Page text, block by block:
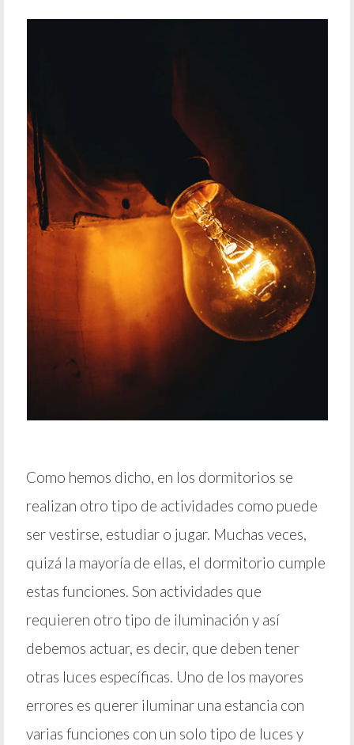
Como hemos dicho, en los dormitorios se
realizan otro tipo de actividades como puede
ser vestirse, estudiar o jugar. Muchas veces,
quizá la mayoría de ellas, el dormitorio cumple
estas funciones. Son actividades que
requieren otro tipo de iluminación y así
debemos actuar, es decir, que deben tener
otras luces específicas. Uno de los mayores
errores es querer iluminar una estancia con
varias funciones con un solo tipo de luces y